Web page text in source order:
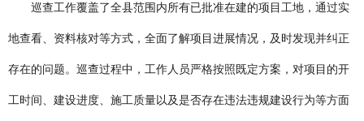
巡查工作覆盖了全县范围内所有已批准在建的项目工地，通过实
地查看、资料核对等方式，全面了解项目进展情况，及时发现并纠正
存在的问题。巡查过程中，工作人员严格按照既定方案，对项目的开
工时间、建设进度、施工质量以及是否存在违法违规建设行为等方面